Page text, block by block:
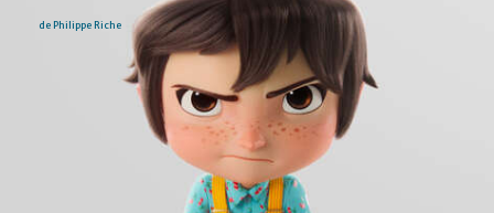
de Philippe Riche